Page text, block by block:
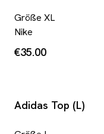
Größe XL
Nike
€35.00
Adidas Top (L)